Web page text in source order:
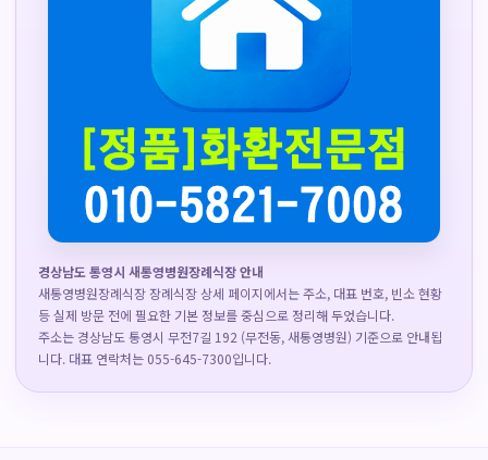
경상남도 통영시 새통영병원장례식장 안내
새통영병원장례식장 장례식장 상세 페이지에서는 주소, 대표 번호, 빈소 현황
등 실제 방문 전에 필요한 기본 정보를 중심으로 정리해 두었습니다.
주소는 경상남도 통영시 무전7길 192 (무전동, 새통영병원) 기준으로 안내됩
니다. 대표 연락처는 055-645-7300입니다.